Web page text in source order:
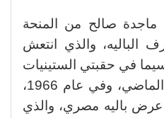
انتهت ماجدة صالح من المنحة
الباليه، والذي انتعش
في حقبتي الستينيات
والسبعينيات من القرن الماضي، وفي عام 1966،
باليه مصري، والذي